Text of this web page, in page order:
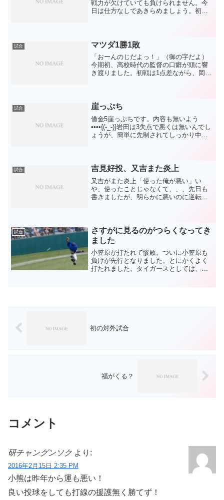
戦力が欠けていても負けられません。今
日は仕方なしであきらめましょう。初回
ャージも弱かったし、送球...
試合 マツダ1勝1敗
「おーんのじだよっ！」（御の字だよ）
今期初、高校時代の監督の口癖が頭に響
き渡りました。初戦は1点差ながら、岡野
しまいました。良い球...
試合 崖っぷち
借金5崖っぷちです。内容も無いよう
••••{(-_-)}岩田は3失点で悪くは無いんでし
ょうが、簡単に先制されてしっかり中押
熊を見たい...
試合 吉見好投、又吉また炎上
又吉がまた炎上「使った俺が悪い」い
や、使ったことじゃなくて、、、先日も
書きましたが、明らかに悪いのに逆転さ
いう発言になるのでしょう...
試合
さすがに見るのがつらくなってき
ました
小笠原が打たれて惨敗。ついに小笠原も
負けが先行となりました。とにかくよく
打たれました。タイガースとしては、カ
初の対外試合
福がくる？
コメント
研チャングンソク より:
2016年2月15日 2:35 PM
小熊は昨年から運も悪い！
良い投球をしても打線の援護無く勝てず！